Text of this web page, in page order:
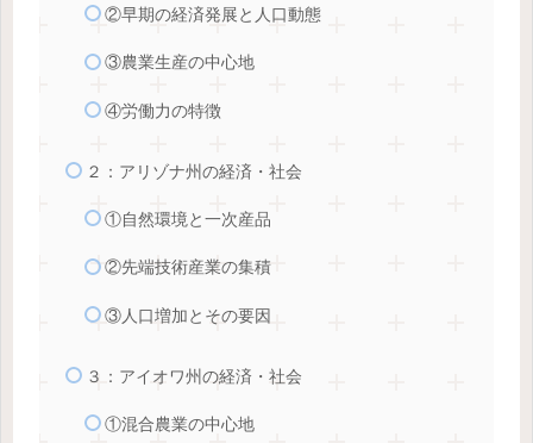
②早期の経済発展と人口動態
③農業生産の中心地
④労働力の特徴
２：アリゾナ州の経済・社会
①自然環境と一次産品
②先端技術産業の集積
③人口増加とその要因
３：アイオワ州の経済・社会
①混合農業の中心地